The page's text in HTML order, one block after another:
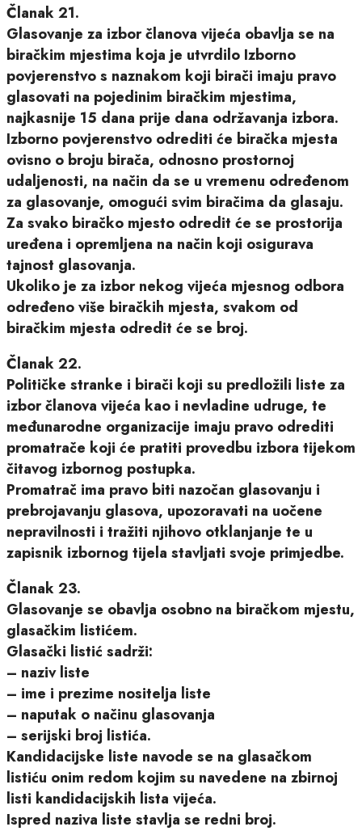
Članak 21.
Glasovanje za izbor članova vijeća obavlja se na
biračkim mjestima koja je utvrdilo Izborno
povjerenstvo s naznakom koji birači imaju pravo
glasovati na pojedinim biračkim mjestima,
najkasnije 15 dana prije dana održavanja izbora.
Izborno povjerenstvo odrediti će biračka mjesta
ovisno o broju birača, odnosno prostornoj
udaljenosti, na način da se u vremenu određenom
za glasovanje, omogući svim biračima da glasaju.
Za svako biračko mjesto odredit će se prostorija
uređena i opremljena na način koji osigurava
tajnost glasovanja.
Ukoliko je za izbor nekog vijeća mjesnog odbora
određeno više biračkih mjesta, svakom od
biračkim mjesta odredit će se broj.
Članak 22.
Političke stranke i birači koji su predložili liste za
izbor članova vijeća kao i nevladine udruge, te
međunarodne organizacije imaju pravo odrediti
promatrače koji će pratiti provedbu izbora tijekom
čitavog izbornog postupka.
Promatrač ima pravo biti nazočan glasovanju i
prebrojavanju glasova, upozoravati na uočene
nepravilnosti i tražiti njihovo otklanjanje te u
zapisnik izbornog tijela stavljati svoje primjedbe.
Članak 23.
Glasovanje se obavlja osobno na biračkom mjestu,
glasačkim listićem.
Glasački listić sadrži:
– naziv liste
– ime i prezime nositelja liste
– naputak o načinu glasovanja
– serijski broj listića.
Kandidacijske liste navode se na glasačkom
listiću onim redom kojim su navedene na zbirnoj
listi kandidacijskih lista vijeća.
Ispred naziva liste stavlja se redni broj.